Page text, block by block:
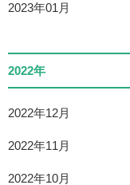
2023年01月
2022年
2022年12月
2022年11月
2022年10月